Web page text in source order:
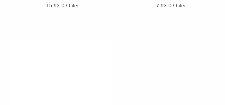
15,93 € / Liter 7,93 € / Liter